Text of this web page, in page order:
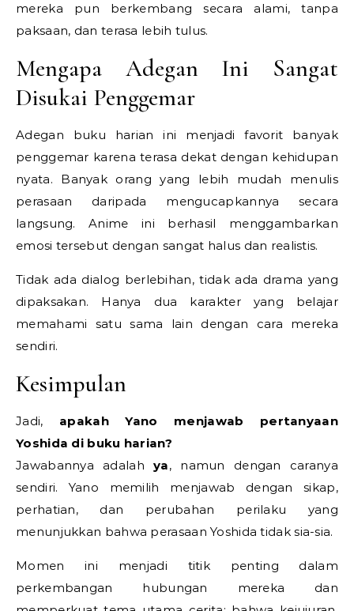
mereka pun berkembang secara alami, tanpa
paksaan, dan terasa lebih tulus.
Mengapa Adegan Ini Sangat
Disukai Penggemar
Adegan buku harian ini menjadi favorit banyak
penggemar karena terasa dekat dengan kehidupan
nyata. Banyak orang yang lebih mudah menulis
perasaan daripada mengucapkannya secara
langsung. Anime ini berhasil menggambarkan
emosi tersebut dengan sangat halus dan realistis.
Tidak ada dialog berlebihan, tidak ada drama yang
dipaksakan. Hanya dua karakter yang belajar
memahami satu sama lain dengan cara mereka
sendiri.
Kesimpulan
Jadi, apakah Yano menjawab pertanyaan
Yoshida di buku harian?
Jawabannya adalahya, namun dengan caranya
sendiri. Yano memilih menjawab dengan sikap,
perhatian, dan perubahan perilaku yang
menunjukkan bahwa perasaan Yoshida tidak sia-sia.
Momen ini menjadi titik penting dalam
perkembangan hubungan mereka dan